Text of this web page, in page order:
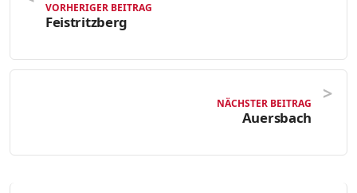
VORHERIGER BEITRAG
Feistritzberg
NÄCHSTER BEITRAG
Auersbach